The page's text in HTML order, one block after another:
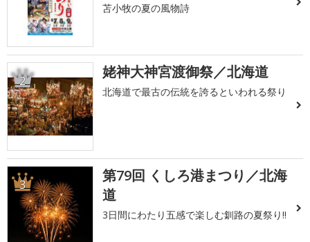
苫小牧の夏の風物詩
2 姥神大神宮渡御祭／北海道
北海道で最古の伝統を誇るといわれる祭り
3
第79回 くしろ港まつり／北海
道
3日間にわたり五感で楽しむ釧路の夏祭り!!